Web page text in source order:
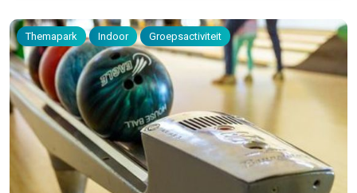
Themapark Indoor Groepsactiviteit